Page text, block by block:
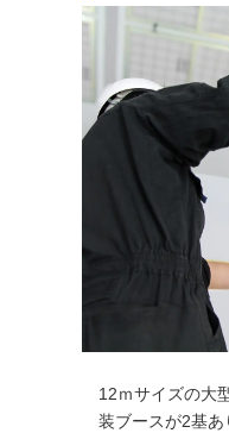
12ｍサイズの大
装ブースが2基